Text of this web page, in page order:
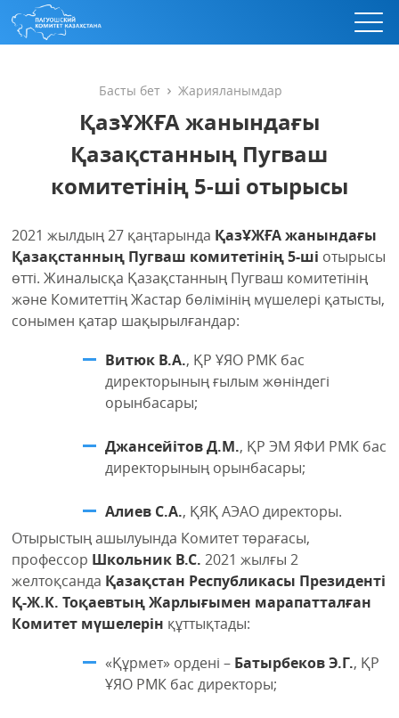
Басты бет Жарияланымдар
ҚазҰЖҒА жанындағы
Қазақстанның Пугваш
комитетінің 5-ші отырысы
2021 жылдың 27 қаңтарында ҚазҰЖҒА жанындағы
Қазақстанның Пугваш комитетінің 5-ші отырысы
өтті. Жиналысқа Қазақстанның Пугваш комитетінің
және Комитеттің Жастар бөлімінің мүшелері қатысты,
сонымен қатар шақырылғандар:
Витюк В.А., ҚР ҰЯО РМК бас
директорының ғылым жөніндегі
орынбасары;
Джансейітов Д.М., ҚР ЭМ ЯФИ РМК бас
директорының орынбасары;
Алиев С.А., ҚЯҚ АЭАО директоры.
Отырыстың ашылуында Комитет төрағасы,
профессор Школьник В.С.2021 жылғы 2
желтоқсанда Қазақстан Республикасы Президенті
Қ-Ж.К. Тоқаевтың Жарлығымен марапатталған
Комитет мүшелерін құттықтады:
«Құрмет» ордені – Батырбеков Э.Г., ҚР
ҰЯО РМК бас директоры;